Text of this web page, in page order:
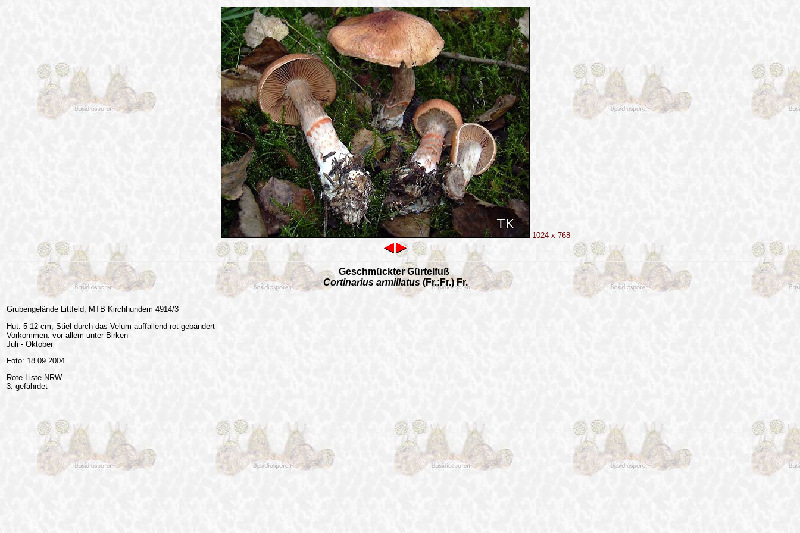
1024 x 768
Geschmückter Gürtelfuß
Cortinarius armillatus(Fr.:Fr.) Fr.
Grubengelände Littfeld, MTB Kirchhundem 4914/3
Hut: 5-12 cm, Stiel durch das Velum auffallend rot gebändert
Vorkommen: vor allem unter Birken
Juli - Oktober
Foto: 18.09.2004
Rote Liste NRW
3: gefährdet